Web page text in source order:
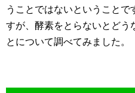
うことではないということ
すが、酵素をとらないとどう
とについて調べてみました。